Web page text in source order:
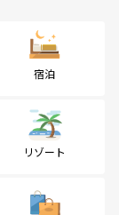
宿泊
リゾート